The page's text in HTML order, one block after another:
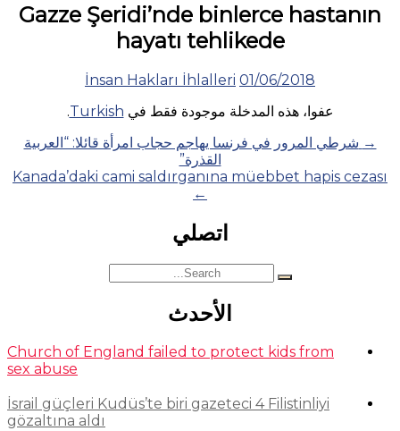
Gazze Şeridi’nde binlerce hastanın
hayatı tehlikede
01/06/2018
İnsan Hakları İhlalleri
عفوا، هذه المدخلة موجودة فقط في Turkish
.
Posts
navigation
→ شرطي المرور في فرنسا يهاجم حجاب امرأة قائلا: “العربية
القذرة”
Kanada’daki cami saldırganına müebbet hapis cezası
←
اتصلي
Search
for:
الأحدث
Church of England failed to protect kids from
sex abuse
İsrail güçleri Kudüs’te biri gazeteci 4 Filistinliyi
gözaltına aldı